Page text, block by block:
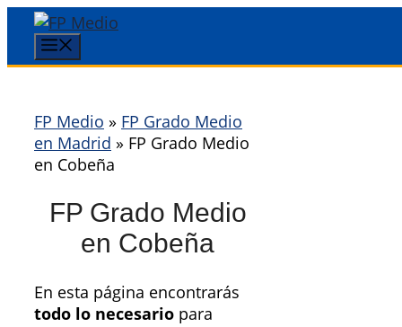
Saltar
contenido
FP Medio » FP Grado Medio
en Madrid » FP Grado Medio
en Cobeña
FP Grado Medio
en Cobeña
En esta página encontrarás
todo lo necesario para